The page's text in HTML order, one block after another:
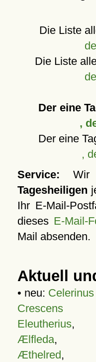
Die Liste
Die Liste
Der eine
,
Der eine
,
Service: Wir
Tagesheiligen
Ihr E-Mail-
dieses E-Mail-
Mail absenden.
Aktuell
• neu:
Crescens
Eleutherius,
Ælfleda,
Æthelred,